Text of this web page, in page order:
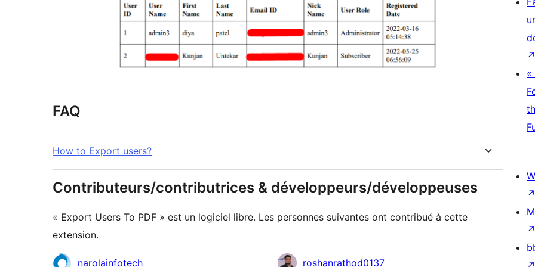
FAQ
How to Export users?
Contributeurs/contributrices & développeurs/développeuses
« Export Users To PDF » est un logiciel libre. Les personnes suivantes ont contribué à cette
extension.
Contributeurs
narolainfotech roshanrathod0137
↗
«
↗
↗